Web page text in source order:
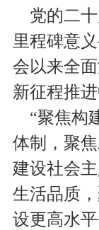
党的二十
里程碑意
会以来全
新征程推
“聚焦构
体制，聚
建设社会
生活品质
设更高水